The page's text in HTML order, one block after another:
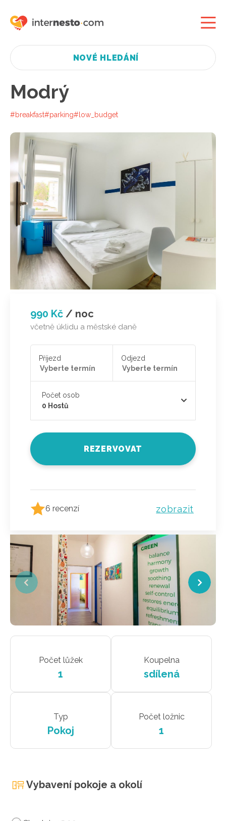
NOVÉ HLEDÁNÍ
Modrý
#breakfast#parking#low_budget
990 Kč / noc
včetně úklidu a městské daně
Příjezd Odjezd
Počet osob
0 Hostů
REZERVOVAT
6 recenzí zobrazit
Počet lůžek
1
Koupelna
sdílená
Typ
Pokoj
Počet ložnic
1
Vybavení pokoje a okolí